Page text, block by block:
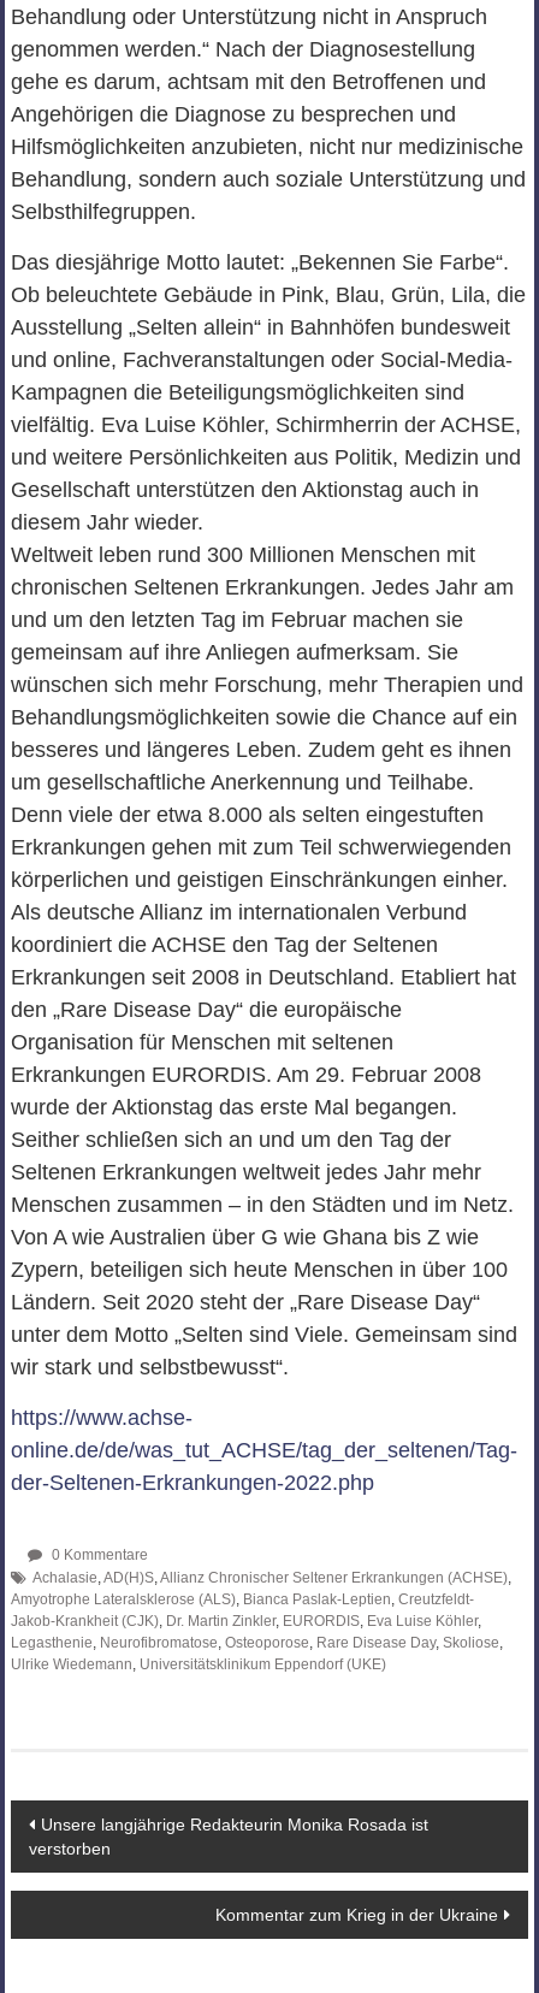
Behandlung oder Unterstützung nicht in Anspruch
genommen werden.“ Nach der Diagnosestellung
gehe es darum, achtsam mit den Betroffenen und
Angehörigen die Diagnose zu besprechen und
Hilfsmöglichkeiten anzubieten, nicht nur medizinische
Behandlung, sondern auch soziale Unterstützung und
Selbsthilfegruppen.
Das diesjährige Motto lautet: „Bekennen Sie Farbe“.
Ob beleuchtete Gebäude in Pink, Blau, Grün, Lila, die
Ausstellung „Selten allein“ in Bahnhöfen bundesweit
und online, Fachveranstaltungen oder Social-Media-
Kampagnen die Beteiligungsmöglichkeiten sind
vielfältig. Eva Luise Köhler, Schirmherrin der ACHSE,
und weitere Persönlichkeiten aus Politik, Medizin und
Gesellschaft unterstützen den Aktionstag auch in
diesem Jahr wieder.
Weltweit leben rund 300 Millionen Menschen mit
chronischen Seltenen Erkrankungen. Jedes Jahr am
und um den letzten Tag im Februar machen sie
gemeinsam auf ihre Anliegen aufmerksam. Sie
wünschen sich mehr Forschung, mehr Therapien und
Behandlungsmöglichkeiten sowie die Chance auf ein
besseres und längeres Leben. Zudem geht es ihnen
um gesellschaftliche Anerkennung und Teilhabe.
Denn viele der etwa 8.000 als selten eingestuften
Erkrankungen gehen mit zum Teil schwerwiegenden
körperlichen und geistigen Einschränkungen einher.
Als deutsche Allianz im internationalen Verbund
koordiniert die ACHSE den Tag der Seltenen
Erkrankungen seit 2008 in Deutschland. Etabliert hat
den „Rare Disease Day“ die europäische
Organisation für Menschen mit seltenen
Erkrankungen EURORDIS. Am 29. Februar 2008
wurde der Aktionstag das erste Mal begangen.
Seither schließen sich an und um den Tag der
Seltenen Erkrankungen weltweit jedes Jahr mehr
Menschen zusammen – in den Städten und im Netz.
Von A wie Australien über G wie Ghana bis Z wie
Zypern, beteiligen sich heute Menschen in über 100
Ländern. Seit 2020 steht der „Rare Disease Day“
unter dem Motto „Selten sind Viele. Gemeinsam sind
wir stark und selbstbewusst“.
https://www.achse-
online.de/de/was_tut_ACHSE/tag_der_seltenen/Tag-
der-Seltenen-Erkrankungen-2022.php
0 Kommentare
Achalasie,AD(H)S,Allianz Chronischer Seltener Erkrankungen (ACHSE),
Amyotrophe Lateralsklerose (ALS), Bianca Paslak-Leptien, Creutzfeldt-
Jakob-Krankheit (CJK), Dr. Martin Zinkler, EURORDIS, Eva Luise Köhler,
Legasthenie, Neurofibromatose, Osteoporose, Rare Disease Day, Skoliose,
Ulrike Wiedemann, Universitätsklinikum Eppendorf (UKE)
Beitragsnavigation
Unsere langjährige Redakteurin Monika Rosada ist
verstorben
Kommentar zum Krieg in der Ukraine